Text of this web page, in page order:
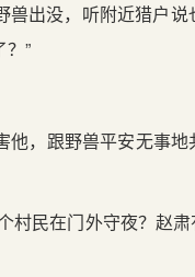
兽出没，听附近猎户
”
，跟野兽平安无事
村民在门外守夜？赵